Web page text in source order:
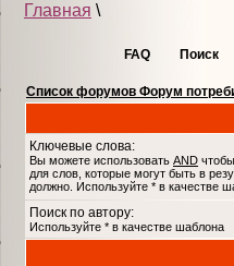
Главная \
FAQ Поиск
Список форумов Форум
Ключевые слова:
Вы можете использовать AND
для слов, которые могут быть в
должно. Используйте * в качестве
Поиск по автору:
Используйте * в качестве шаблона